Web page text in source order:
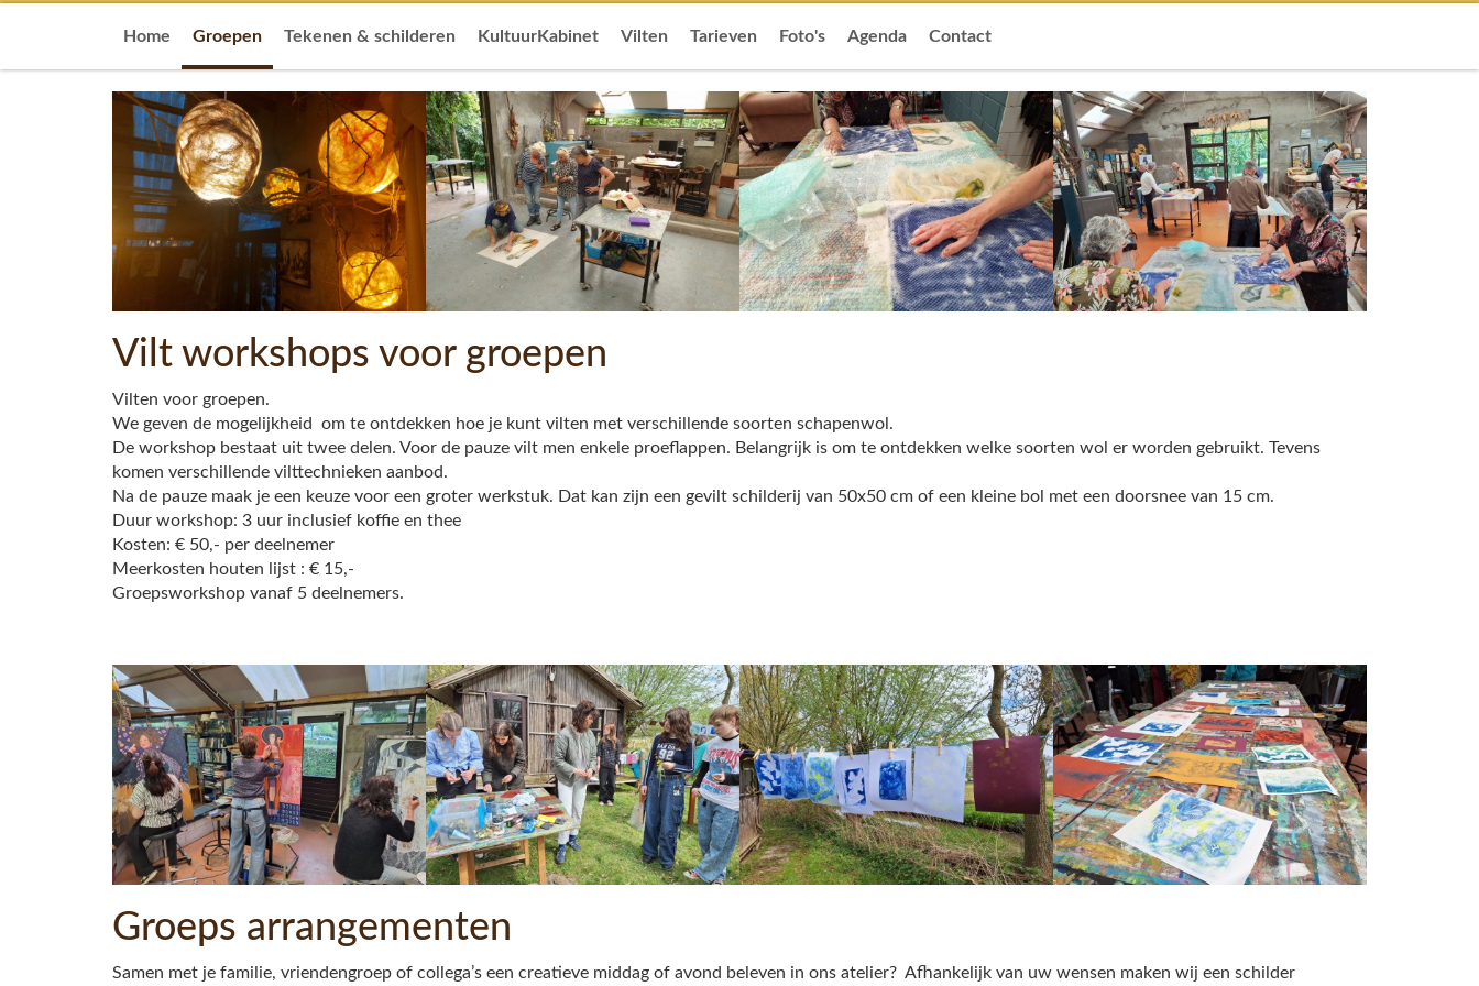
Home Groepen Tekenen & schilderen KultuurKabinet Vilten Tarieven Foto's Agenda Contact
Vilt workshops voor groepen
Vilten voor groepen.
We geven de mogelijkheid om te ontdekken hoe je kunt vilten met verschillende soorten schapenwol.
De workshop bestaat uit twee delen. Voor de pauze vilt men enkele proeflappen. Belangrijk is om te ontdekken welke soorten wol er worden gebruikt. Tevens
komen verschillende vilttechnieken aanbod.
Na de pauze maak je een keuze voor een groter werkstuk. Dat kan zijn een gevilt schilderij van 50x50 cm of een kleine bol met een doorsnee van 15 cm.
Duur workshop: 3 uur inclusief koffie en thee
Kosten: € 50,- per deelnemer
Meerkosten houten lijst : € 15,-
Groepsworkshop vanaf 5 deelnemers.
Groeps arrangementen
Samen met je familie, vriendengroep of collega’s een creatieve middag of avond beleven in ons atelier? Afhankelijk van uw wensen maken wij een schilder